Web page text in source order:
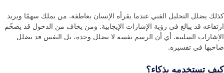
كذلك يضلل التحليل الفني عندما يقرأه الإنسان بعاطفة. من يملك سهمًا ويريد
ارتفاعه قد يبالغ في رؤية الإشارات الإيجابية. ومن يخاف من الدخول قد يضخّم
الإشارات السلبية. أي أن الرسم نفسه لا يضلل وحده، بل النفس قد تضلل
صاحبها في تفسيره.
كيف تستخدمه بذكاء؟